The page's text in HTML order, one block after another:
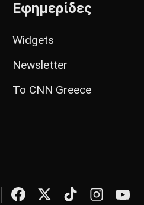
Εφημερίδες
Widgets
Newsletter
Το CNN Greece